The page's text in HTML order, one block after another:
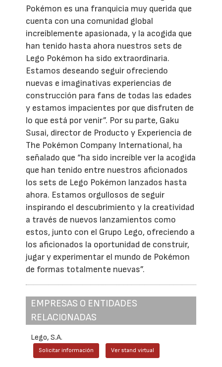
Pokémon es una franquicia muy querida que
cuenta con una comunidad global
increíblemente apasionada, y la acogida que
han tenido hasta ahora nuestros sets de
Lego Pokémon ha sido extraordinaria.
Estamos deseando seguir ofreciendo
nuevas e imaginativas experiencias de
construcción para fans de todas las edades
y estamos impacientes por que disfruten de
lo que está por venir”. Por su parte, Gaku
Susai, director de Producto y Experiencia de
The Pokémon Company International, ha
señalado que “ha sido increíble ver la acogida
que han tenido entre nuestros aficionados
los sets de Lego Pokémon lanzados hasta
ahora. Estamos orgullosos de seguir
inspirando el descubrimiento y la creatividad
a través de nuevos lanzamientos como
estos, junto con el Grupo Lego, ofreciendo a
los aficionados la oportunidad de construir,
jugar y experimentar el mundo de Pokémon
de formas totalmente nuevas”.
EMPRESAS O ENTIDADES
RELACIONADAS
Lego, S.A.
Solicitar información Ver stand virtual